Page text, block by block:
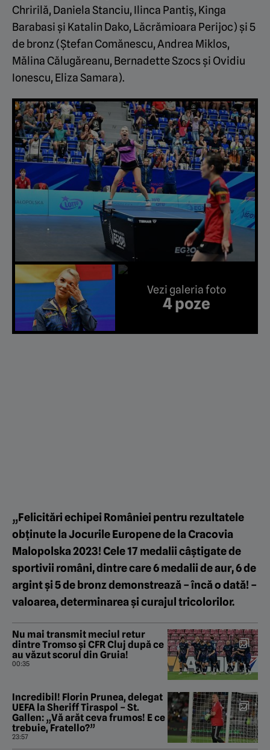
Chririlă, Daniela Stanciu, Ilinca Pantiș, Kinga
Barabasi și Katalin Dako, Lăcrămioara Perijoc) și 5
de bronz (Ștefan Comănescu, Andrea Miklos,
Mălina Călugăreanu, Bernadette Szocs și Ovidiu
Ionescu, Eliza Samara).
Vezi galeria foto
4 poze
„Felicitări echipei României pentru rezultatele
obţinute la Jocurile Europene de la Cracovia
Malopolska 2023! Cele 17 medalii câştigate de
sportivii români, dintre care 6 medalii de aur, 6 de
argint şi 5 de bronz demonstrează – încă o dată! –
valoarea, determinarea şi curajul tricolorilor.
Nu mai transmit meciul retur
dintre Tromso și CFR Cluj după ce
au văzut scorul din Gruia!
00:35
Incredibil! Florin Prunea, delegat
UEFA la Sheriff Tiraspol – St.
Gallen: „Vă arăt ceva frumos! E ce
trebuie, Fratello?”
23:57